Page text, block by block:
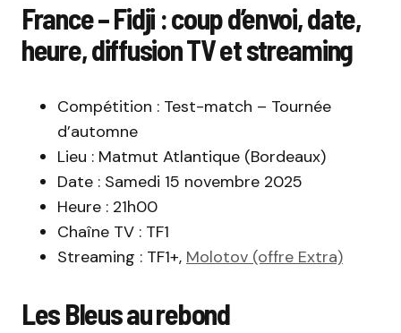
France – Fidji : coup d’envoi, date,
heure, diffusion TV et streaming
Compétition : Test-match – Tournée
d’automne
Lieu : Matmut Atlantique (Bordeaux)
Date : Samedi 15 novembre 2025
Heure : 21h00
Chaîne TV : TF1
Streaming : TF1+, Molotov (offre Extra)
Les Bleus au rebond